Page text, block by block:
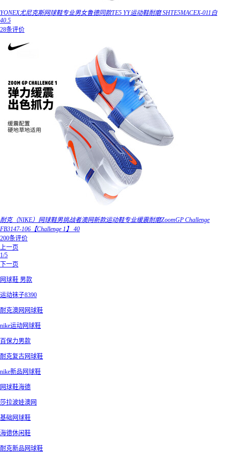
YONEX尤尼克斯网球鞋专业男女鲁德同款TE5 YY运动鞋耐磨 SHTE5MACEX-011白
40.5
28条评价
耐克（NIKE）网球鞋男挑战者澳网新款运动鞋专业缓震耐磨ZoomGP Challenge
FB3147-106【Challenge 1】 40
200条评价
上一页
1/5
下一页
网球鞋 男款
运动袜子8390
耐克澳网网球鞋
nike运动网球鞋
百保力男款
耐克复古网球鞋
nike新品网球鞋
网球鞋海德
莎拉波娃澳网
基础网球鞋
海德休闲鞋
耐克新品网球鞋